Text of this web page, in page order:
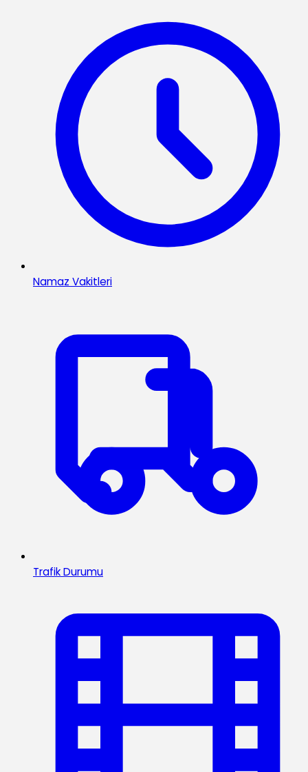
Namaz Vakitleri
Trafik Durumu